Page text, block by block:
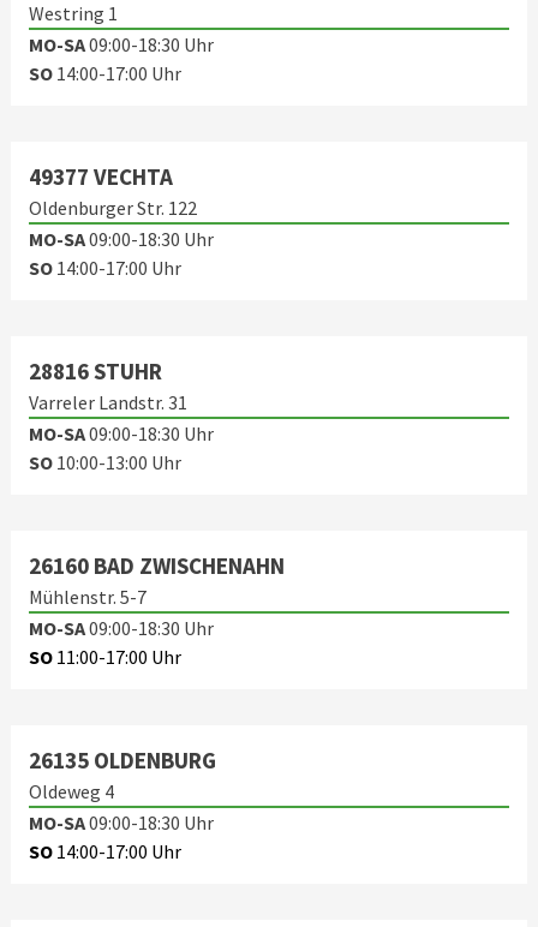
Westring 1
MO-SA09:00-18:30 Uhr
SO14:00-17:00 Uhr
49377 VECHTA
Oldenburger Str. 122
MO-SA09:00-18:30 Uhr
SO 14:00-17:00 Uhr
28816 STUHR
Varreler Landstr. 31
MO-SA09:00-18:30 Uhr
SO10:00-13:00 Uhr
26160 BAD ZWISCHENAHN
Mühlenstr. 5-7
MO-SA09:00-18:30 Uhr
SO 11:00-17:00 Uhr
26135 OLDENBURG
Oldeweg 4
MO-SA09:00-18:30 Uhr
SO14:00-17:00 Uhr